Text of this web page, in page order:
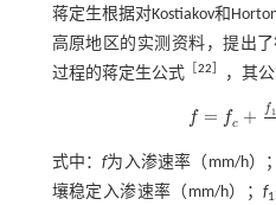
蒋定生根据对Kostiakov和
高原地区的实测资料，提出
过程的蒋定生公式［ 22 ，其公
f = fc + f1
f= fc+ f1- ct a
式中：f为入渗速率（mm/h）
壤稳定入渗速率（mm/h）； f1